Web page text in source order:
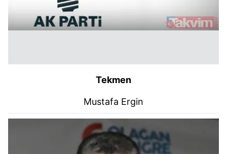
Tekmen
Mustafa Ergin